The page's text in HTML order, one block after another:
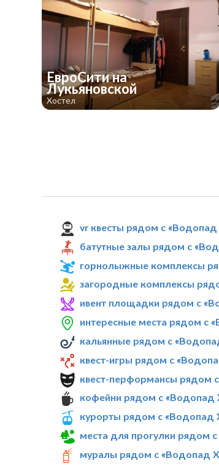
ЕвроСити на
Лукьяновской
Хостел
vr квесты рядом с
батутные залы рядом с
горнолыжные комплексы
загородные комплексы
ивент площадки рядом с
интересные места рядом с
кальянные рядом с
квест-игры рядом с
квест-перформансы рядом
кофейни рядом с «Водопад
курорты рядом с «Водопад
места для прогулки рядом
муралы рядом с «Водопад